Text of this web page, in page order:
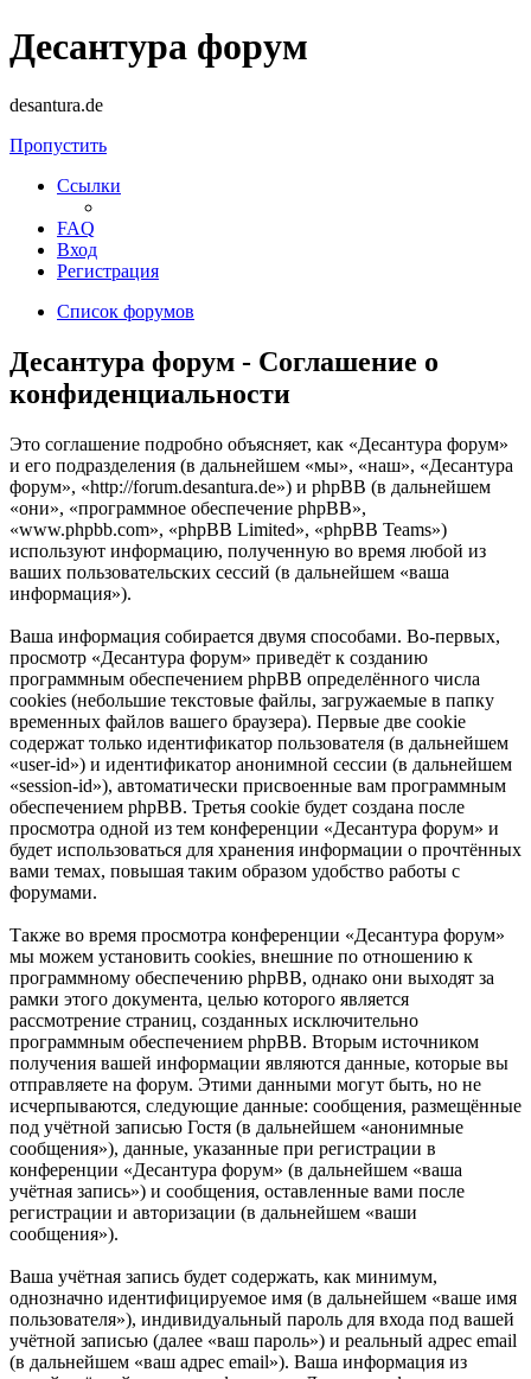
Десантура форум
desantura.de
Пропустить
Ссылки
FAQ
Вход
Регистрация
Список форумов
Десантура форум - Соглашение о
конфиденциальности
Это соглашение подробно объясняет, как «Десантура форум»
и его подразделения (в дальнейшем «мы», «наш», «Десантура
форум», «http://forum.desantura.de») и phpBB (в дальнейшем
«они», «программное обеспечение phpBB»,
«www.phpbb.com», «phpBB Limited», «phpBB Teams»)
используют информацию, полученную во время любой из
ваших пользовательских сессий (в дальнейшем «ваша
информация»).
Ваша информация собирается двумя способами. Во-первых,
просмотр «Десантура форум» приведёт к созданию
программным обеспечением phpBB определённого числа
cookies (небольшие текстовые файлы, загружаемые в папку
временных файлов вашего браузера). Первые две cookie
содержат только идентификатор пользователя (в дальнейшем
«user-id») и идентификатор анонимной сессии (в дальнейшем
«session-id»), автоматически присвоенные вам программным
обеспечением phpBB. Третья cookie будет создана после
просмотра одной из тем конференции «Десантура форум» и
будет использоваться для хранения информации о прочтённых
вами темах, повышая таким образом удобство работы с
форумами.
Также во время просмотра конференции «Десантура форум»
мы можем установить cookies, внешние по отношению к
программному обеспечению phpBB, однако они выходят за
рамки этого документа, целью которого является
рассмотрение страниц, созданных исключительно
программным обеспечением phpBB. Вторым источником
получения вашей информации являются данные, которые вы
отправляете на форум. Этими данными могут быть, но не
исчерпываются, следующие данные: сообщения, размещённые
под учётной записью Гостя (в дальнейшем «анонимные
сообщения»), данные, указанные при регистрации в
конференции «Десантура форум» (в дальнейшем «ваша
учётная запись») и сообщения, оставленные вами после
регистрации и авторизации (в дальнейшем «ваши
сообщения»).
Ваша учётная запись будет содержать, как минимум,
однозначно идентифицируемое имя (в дальнейшем «ваше имя
пользователя»), индивидуальный пароль для входа под вашей
учётной записью (далее «ваш пароль») и реальный адрес email
(в дальнейшем «ваш адрес email»). Ваша информация из